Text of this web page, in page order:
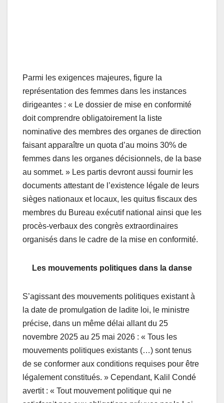
Parmi les exigences majeures, figure la
représentation des femmes dans les instances
dirigeantes : « Le dossier de mise en conformité
doit comprendre obligatoirement la liste
nominative des membres des organes de direction
faisant apparaître un quota d’au moins 30% de
femmes dans les organes décisionnels, de la base
au sommet. » Les partis devront aussi fournir les
documents attestant de l’existence légale de leurs
sièges nationaux et locaux, les quitus fiscaux des
membres du Bureau exécutif national ainsi que les
procès-verbaux des congrès extraordinaires
organisés dans le cadre de la mise en conformité.
Les mouvements politiques dans la danse
S’agissant des mouvements politiques existant à
la date de promulgation de ladite loi, le ministre
précise, dans un même délai allant du 25
novembre 2025 au 25 mai 2026 : « Tous les
mouvements politiques existants (…) sont tenus
de se conformer aux conditions requises pour être
légalement constitués. » Cependant, Kalil Condé
avertit : « Tout mouvement politique qui ne